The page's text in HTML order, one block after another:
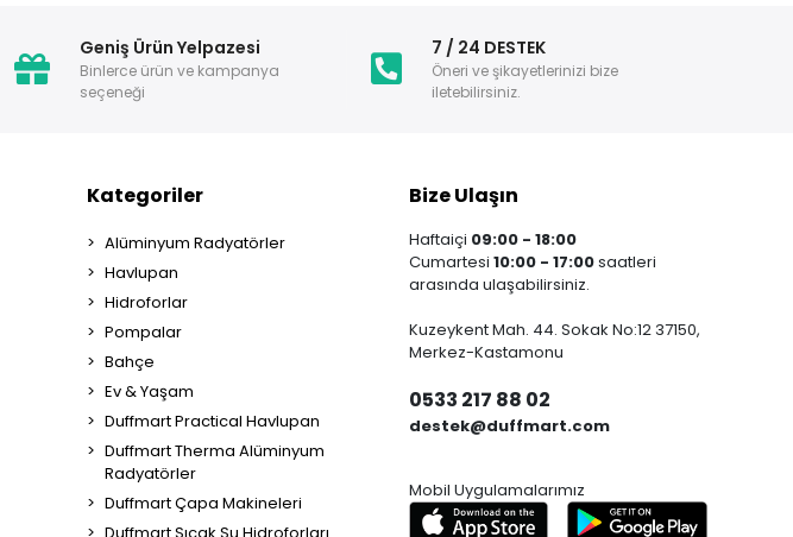
Geniş Ürün Yelpazesi
Binlerce ürün ve kampanya
seçeneği
7 / 24 DESTEK
Öneri ve şikayetlerinizi bize
iletebilirsiniz.
Kategoriler
Alüminyum Radyatörler
Havlupan
Hidroforlar
Pompalar
Bahçe
Ev & Yaşam
Duffmart Practical Havlupan
Duffmart Therma Alüminyum
Radyatörler
Duffmart Çapa Makineleri
Bize Ulaşın
Haftaiçi 09:00 - 18:00
Cumartesi 10:00 - 17:00saatleri
arasında ulaşabilirsiniz.
Kuzeykent Mah. 44. Sokak No:12 37150,
Merkez-Kastamonu
0533 217 88 02
destek@duffmart.com
Mobil Uygulamalarımız